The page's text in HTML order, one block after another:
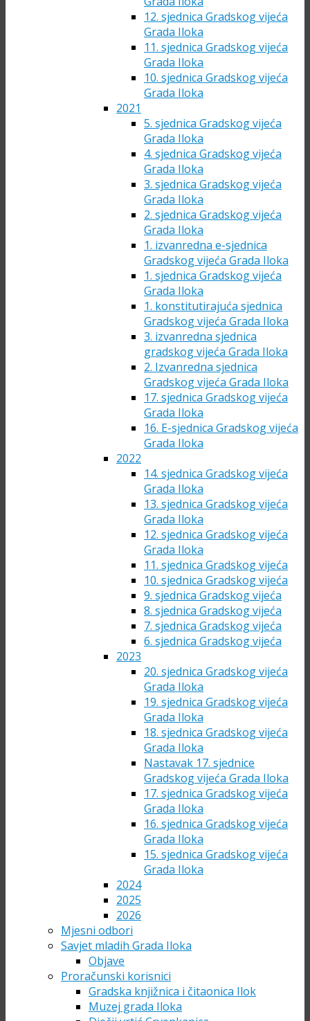
12. sjednica Gradskog vijeća
Grada Iloka
11. sjednica Gradskog vijeća
Grada Iloka
10. sjednica Gradskog vijeća
Grada Iloka
2021
5. sjednica Gradskog vijeća
Grada Iloka
4. sjednica Gradskog vijeća
Grada Iloka
3. sjednica Gradskog vijeća
Grada Iloka
2. sjednica Gradskog vijeća
Grada Iloka
1. izvanredna e-sjednica
Gradskog vijeća Grada Iloka
1. sjednica Gradskog vijeća
Grada Iloka
1. konstitutirajuća sjednica
Gradskog vijeća Grada Iloka
3. izvanredna sjednica
gradskog vijeća Grada Iloka
2. Izvanredna sjednica
Gradskog vijeća Grada Iloka
17. sjednica Gradskog vijeća
Grada Iloka
16. E-sjednica Gradskog vijeća
Grada Iloka
2022
14. sjednica Gradskog vijeća
Grada Iloka
13. sjednica Gradskog vijeća
Grada Iloka
12. sjednica Gradskog vijeća
Grada Iloka
11. sjednica Gradskog vijeća
10. sjednica Gradskog vijeća
9. sjednica Gradskog vijeća
8. sjednica Gradskog vijeća
7. sjednica Gradskog vijeća
6. sjednica Gradskog vijeća
2023
20. sjednica Gradskog vijeća
Grada Iloka
19. sjednica Gradskog vijeća
Grada Iloka
18. sjednica Gradskog vijeća
Grada Iloka
Nastavak 17. sjednice
Gradskog vijeća Grada Iloka
17. sjednica Gradskog vijeća
Grada Iloka
16. sjednica Gradskog vijeća
Grada Iloka
15. sjednica Gradskog vijeća
Grada Iloka
2024
2025
2026
Mjesni odbori
Savjet mladih Grada Iloka
Objave
Proračunski korisnici
Gradska knjižnica i čitaonica Ilok
Muzej grada Iloka